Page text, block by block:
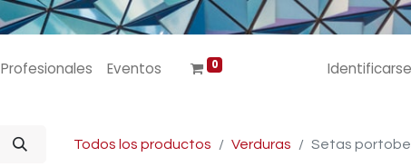
Profesionales Eventos 0 Identificarse
Todos los productos Verduras Setas